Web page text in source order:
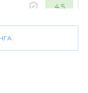
4.5